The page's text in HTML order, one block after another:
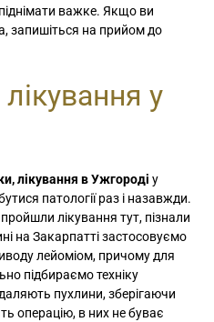
піднімати важке. Якщо ви
запишіться на прийом до
у
лікування в Ужгороді у
патології раз і назавжди.
лікування тут, пізнали
на Закарпатті застосовуємо
лейоміом, причому для
підбираємо техніку
пухлини, зберігаючи
операцію, в них не буває